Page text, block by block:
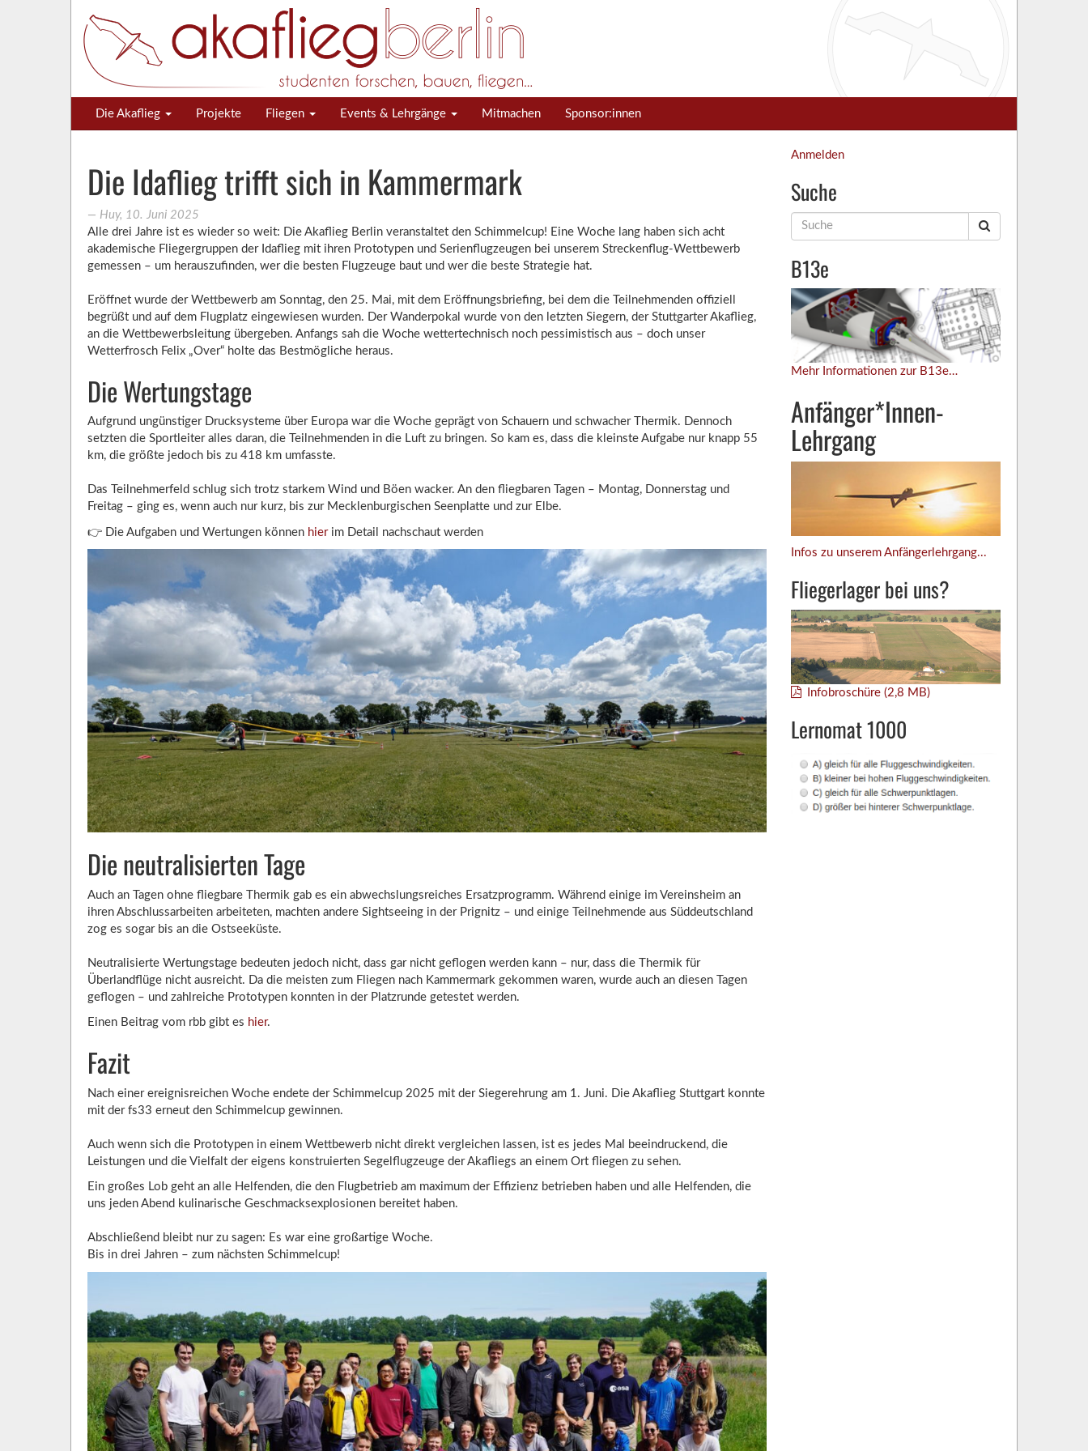
Die Akaflieg Projekte Fliegen Events & Lehrgänge Mitmachen Sponsor:innen
Die Idaflieg trifft sich in Kammermark
― Huy, 10. Juni 2025
Alle drei Jahre ist es wieder so weit: Die Akaflieg Berlin veranstaltet den Schimmelcup! Eine Woche lang haben sich acht
akademische Fliegergruppen der Idaflieg mit ihren Prototypen und Serienflugzeugen bei unserem Streckenflug-Wettbewerb
gemessen – um herauszufinden, wer die besten Flugzeuge baut und wer die beste Strategie hat.
Eröffnet wurde der Wettbewerb am Sonntag, den 25. Mai, mit dem Eröffnungsbriefing, bei dem die Teilnehmenden offiziell
begrüßt und auf dem Flugplatz eingewiesen wurden. Der Wanderpokal wurde von den letzten Siegern, der Stuttgarter Akaflieg,
an die Wettbewerbsleitung übergeben. Anfangs sah die Woche wettertechnisch noch pessimistisch aus – doch unser
Wetterfrosch Felix „Over“ holte das Bestmögliche heraus.
Die Wertungstage
Aufgrund ungünstiger Drucksysteme über Europa war die Woche geprägt von Schauern und schwacher Thermik. Dennoch
setzten die Sportleiter alles daran, die Teilnehmenden in die Luft zu bringen. So kam es, dass die kleinste Aufgabe nur knapp 55
km, die größte jedoch bis zu 418 km umfasste.
Das Teilnehmerfeld schlug sich trotz starkem Wind und Böen wacker. An den fliegbaren Tagen – Montag, Donnerstag und
Freitag – ging es, wenn auch nur kurz, bis zur Mecklenburgischen Seenplatte und zur Elbe.
👉 Die Aufgaben und Wertungen können hierim Detail nachschaut werden
Die neutralisierten Tage
Auch an Tagen ohne fliegbare Thermik gab es ein abwechslungsreiches Ersatzprogramm. Während einige im Vereinsheim an
ihren Abschlussarbeiten arbeiteten, machten andere Sightseeing in der Prignitz – und einige Teilnehmende aus Süddeutschland
zog es sogar bis an die Ostseeküste.
Neutralisierte Wertungstage bedeuten jedoch nicht, dass gar nicht geflogen werden kann – nur, dass die Thermik für
Überlandflüge nicht ausreicht. Da die meisten zum Fliegen nach Kammermark gekommen waren, wurde auch an diesen Tagen
geflogen – und zahlreiche Prototypen konnten in der Platzrunde getestet werden.
Einen Beitrag vom rbb gibt es hier.
Fazit
Nach einer ereignisreichen Woche endete der Schimmelcup 2025 mit der Siegerehrung am 1. Juni. Die Akaflieg Stuttgart konnte
mit der fs33 erneut den Schimmelcup gewinnen.
Auch wenn sich die Prototypen in einem Wettbewerb nicht direkt vergleichen lassen, ist es jedes Mal beeindruckend, die
Leistungen und die Vielfalt der eigens konstruierten Segelflugzeuge der Akafliegs an einem Ort fliegen zu sehen.
Ein großes Lob geht an alle Helfenden, die den Flugbetrieb am maximum der Effizienz betrieben haben und alle Helfenden, die
uns jeden Abend kulinarische Geschmacksexplosionen bereitet haben.
Abschließend bleibt nur zu sagen: Es war eine großartige Woche.
Bis in drei Jahren – zum nächsten Schimmelcup!
Anmelden
Suche
Suche
nach:
B13e
Mehr Informationen zur B13e…
Anfänger*Innen-
Lehrgang
Infos zu unserem Anfängerlehrgang...
Fliegerlager bei uns?
Infobroschüre (2,8 MB)
Lernomat 1000